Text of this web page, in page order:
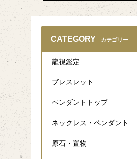
CATEGORY カテゴリー
龍視鑑定
ブレスレット
ペンダントトップ
ネックレス・ペンダント
原石・置物